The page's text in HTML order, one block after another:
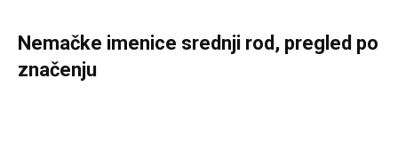
Nemačke imenice srednji rod, pregled po
značenju